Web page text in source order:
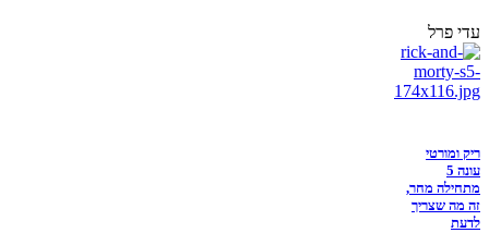
עדי פרל
ריק ומורטי
עונה 5
מתחילה מחר,
זה מה שצריך
לדעת